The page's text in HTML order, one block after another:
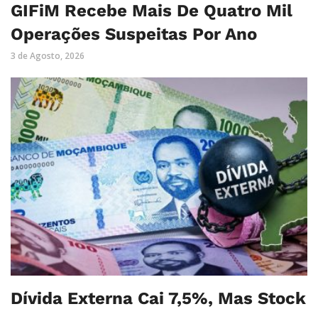
GIFiM Recebe Mais De Quatro Mil
Operações Suspeitas Por Ano
3 de Agosto, 2026
Dívida Externa Cai 7,5%, Mas Stock